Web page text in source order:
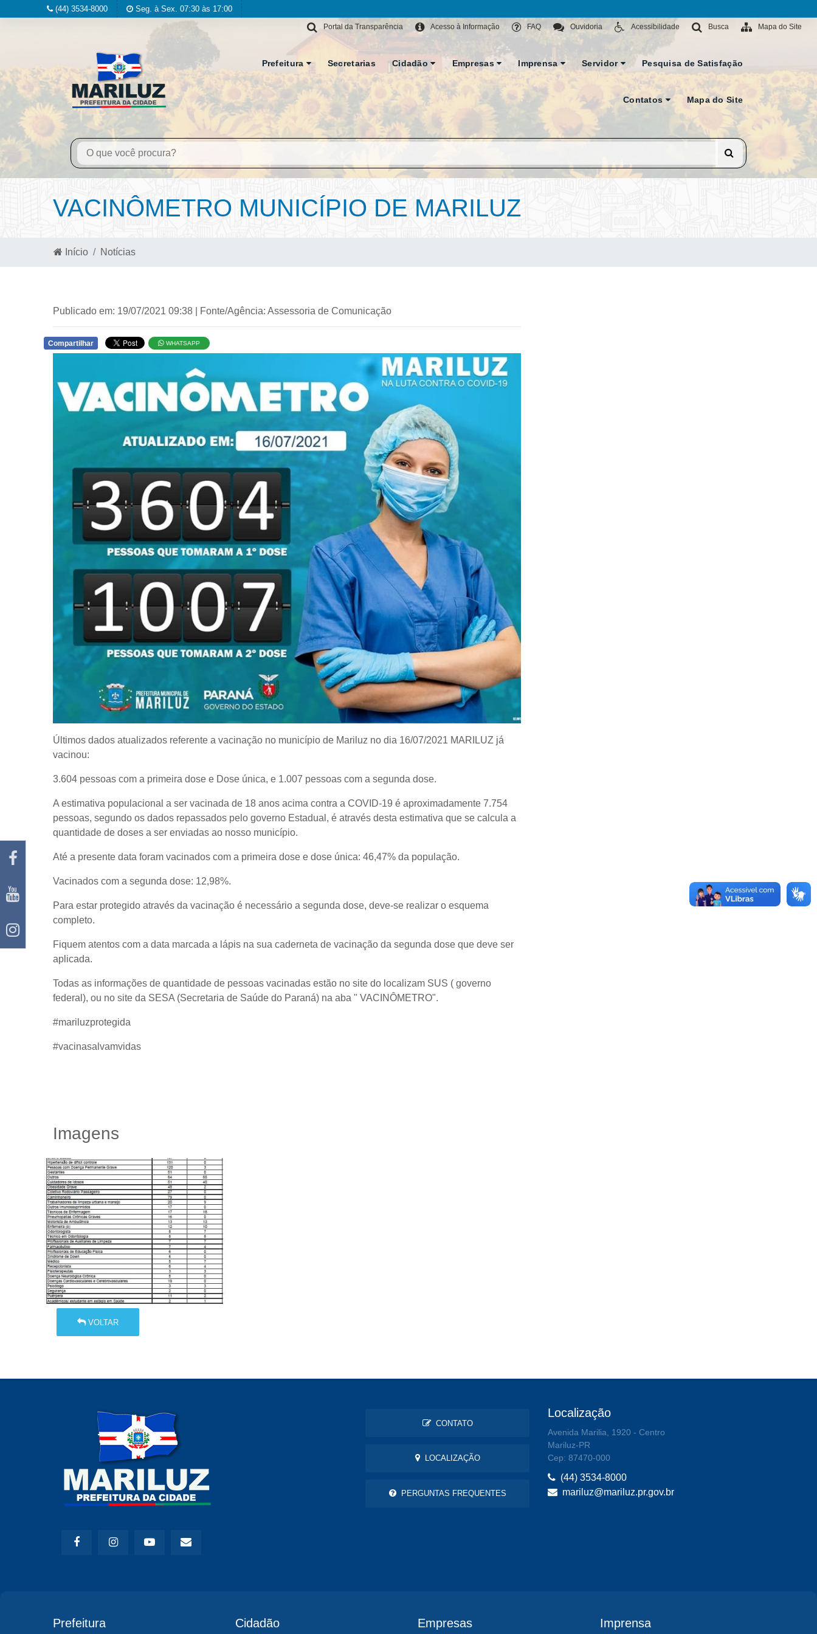
(44) 3534-8000 Seg. à Sex. 07:30 às 17:00
Mapa do Site
Busca
Acessibilidade
Ouvidoria
FAQ
Acesso à Informação
Portal da Transparência
Prefeitura Secretarias Cidadão Empresas Imprensa Servidor Pesquisa de Satisfação
Contatos Mapa do Site
VACINÔMETRO MUNICÍPIO DE MARILUZ
Início Notícias
Publicado em: 19/07/2021 09:38 | Fonte/Agência: Assessoria de Comunicação
Compartilhar WHATSAPP
Últimos dados atualizados referente a vacinação no município de Mariluz no dia 16/07/2021 MARILUZ já
vacinou:
3.604 pessoas com a primeira dose e Dose única, e 1.007 pessoas com a segunda dose.
A estimativa populacional a ser vacinada de 18 anos acima contra a COVID-19 é aproximadamente 7.754
pessoas, segundo os dados repassados pelo governo Estadual, é através desta estimativa que se calcula a
quantidade de doses a ser enviadas ao nosso município.
Até a presente data foram vacinados com a primeira dose e dose única: 46,47% da população.
Vacinados com a segunda dose: 12,98%.
Para estar protegido através da vacinação é necessário a segunda dose, deve-se realizar o esquema
completo.
Fiquem atentos com a data marcada a lápis na sua caderneta de vacinação da segunda dose que deve ser
aplicada.
Todas as informações de quantidade de pessoas vacinadas estão no site do localizam SUS ( governo
federal), ou no site da SESA (Secretaria de Saúde do Paraná) na aba " VACINÔMETRO".
#mariluzprotegida
#vacinasalvamvidas
Imagens
VOLTAR
CONTATO
LOCALIZAÇÃO
PERGUNTAS FREQUENTES
Localização
Avenida Marilia, 1920 - Centro
Mariluz-PR
Cep: 87470-000
(44) 3534-8000
mariluz@mariluz.pr.gov.br
Prefeitura Cidadão Empresas Imprensa